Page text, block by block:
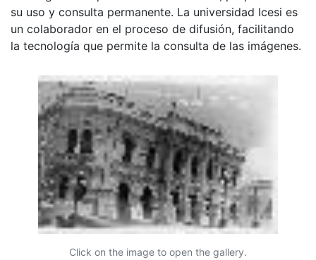
su uso y consulta permanente. La universidad Icesi es
un colaborador en el proceso de difusión, facilitando
la tecnología que permite la consulta de las imágenes.
Click on the image to open the gallery.